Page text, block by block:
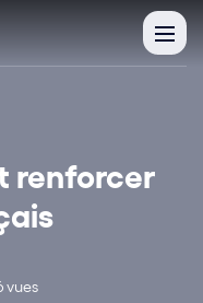
renforcer
vues